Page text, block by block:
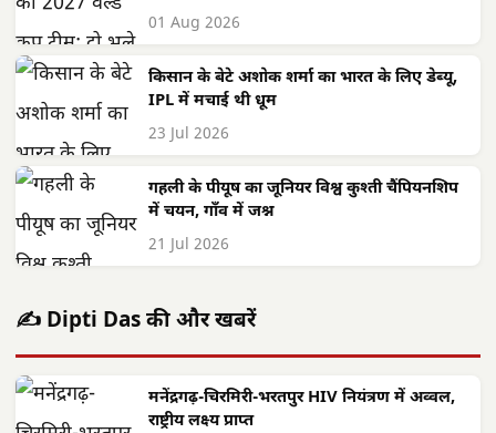
01 Aug 2026
किसान के बेटे अशोक शर्मा का भारत के लिए डेब्यू,
IPL में मचाई थी धूम
23 Jul 2026
गहली के पीयूष का जूनियर विश्व कुश्ती चैंपियनशिप
में चयन, गाँव में जश्न
21 Jul 2026
✍️ Dipti Das की और खबरें
मनेंद्रगढ़-चिरमिरी-भरतपुर HIV नियंत्रण में अव्वल,
राष्ट्रीय लक्ष्य प्राप्त